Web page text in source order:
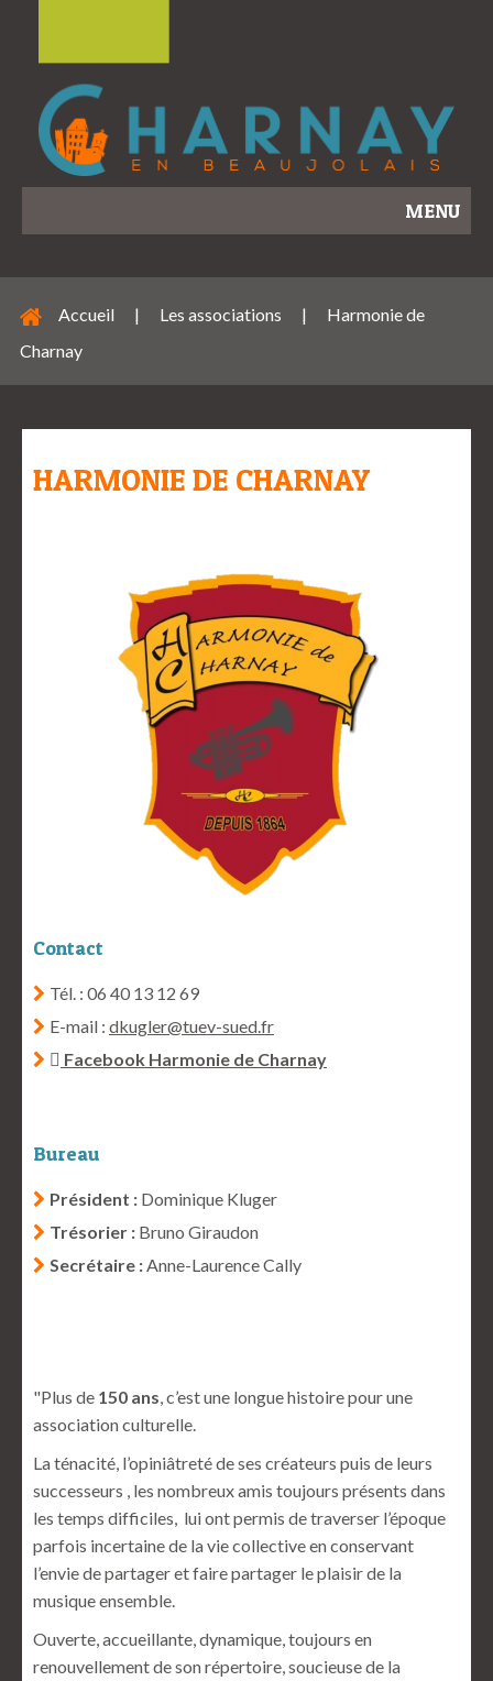
MENU
Accueil | Les associations |
Harmonie de
Charnay
HARMONIE DE CHARNAY
Contact
Tél. : 06 40 13 12 69
E-mail : dkugler@tuev-sued.fr
Facebook Harmonie de Charnay
Bureau
Président : Dominique Kluger
Trésorier : Bruno Giraudon
Secrétaire :Anne-Laurence Cally
"Plus de 150 ans, c’est une longue histoire pour une
association culturelle.
La ténacité, l’opiniâtreté de ses créateurs puis de leurs
successeurs , les nombreux amis toujours présents dans
les temps difficiles, lui ont permis de traverser l’époque
parfois incertaine de la vie collective en conservant
l’envie de partager et faire partager le plaisir de la
musique ensemble.
Ouverte, accueillante, dynamique, toujours en
renouvellement de son répertoire, soucieuse de la